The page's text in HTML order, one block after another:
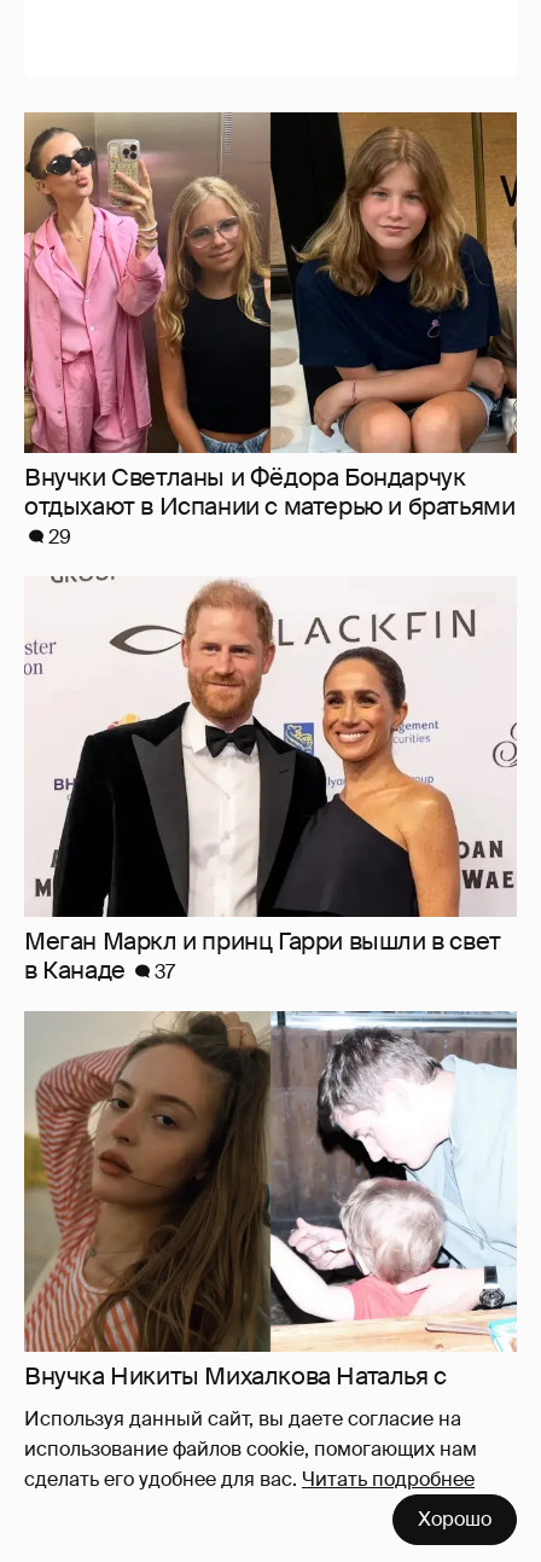
Используя данный сайт, вы даете согласие на
использование файлов cookie, помогающих нам
сделать его удобнее для вас. Читать подробнее
Хорошо
Внучки Светланы и Фёдора Бондарчук
отдыхают в Испании с матерью и братьями
29
Меган Маркл и принц Гарри вышли в свет
в Канаде
Внучка Никиты Михалкова Наталья с
мужем и сыном отдыхает на яхте
"Лолита". Аглая Тарасова снялась в мини-